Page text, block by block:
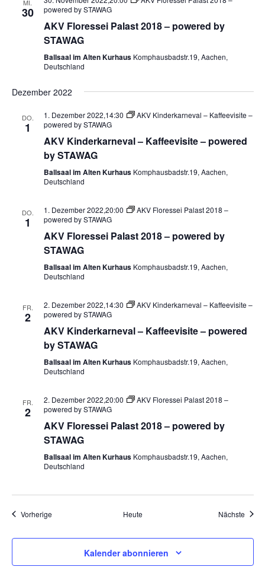
MI.
30
powered by STAWAG
AKV Floressei Palast 2018 – powered by
STAWAG
Ballsaal im Alten Kurhaus Komphausbadstr.19, Aachen,
Deutschland
Dezember 2022
DO.
1
1. Dezember 2022,14:30
AKV Kinderkarneval – Kaffeevisite –
powered by STAWAG
AKV Kinderkarneval – Kaffeevisite – powered
by STAWAG
Ballsaal im Alten Kurhaus Komphausbadstr.19, Aachen,
Deutschland
DO.
1
1. Dezember 2022,20:00
AKV Floressei Palast 2018 –
powered by STAWAG
AKV Floressei Palast 2018 – powered by
STAWAG
Ballsaal im Alten Kurhaus Komphausbadstr.19, Aachen,
Deutschland
FR.
2
2. Dezember 2022,14:30
AKV Kinderkarneval – Kaffeevisite –
powered by STAWAG
AKV Kinderkarneval – Kaffeevisite – powered
by STAWAG
Ballsaal im Alten Kurhaus Komphausbadstr.19, Aachen,
Deutschland
FR.
2
2. Dezember 2022,20:00
AKV Floressei Palast 2018 –
powered by STAWAG
AKV Floressei Palast 2018 – powered by
STAWAG
Ballsaal im Alten Kurhaus Komphausbadstr.19, Aachen,
Deutschland
VorherigeVeranstaltungen Heute Nächste
Kalender abonnieren